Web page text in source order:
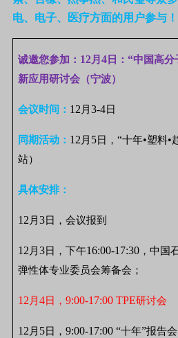
电、电子、医疗方面的用户参与！
诚邀您参加： 12月 4 日： “中国高分
新应用研讨会（宁波）
会议时间： 12 月 3-4日
同期活动： 12 月 5日， “十年•塑料•
站）
具体安排：
12 月 3日，会议报到
12 月 3日，下午16:00-17:30 ，中国
弹性体专业委员会筹备会；
12 月 4日， 9:00-17:00 TPE研讨会
12 月 5日， 9:00-17:00 “十年”报告会